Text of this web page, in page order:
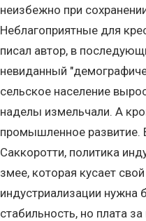
неизбежно при
Неблагоприятные для
писал автор, в
невиданный
сельское население
наделы измельчали. А
промышленное развитие.
Саккоротти, политика
змее, которая кусает
индустриализации нужна
стабильность, но плата